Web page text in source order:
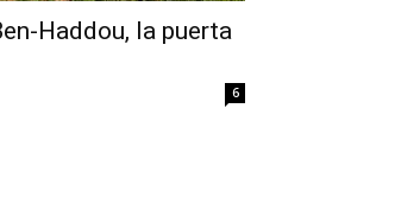
Haddou, la puerta
6